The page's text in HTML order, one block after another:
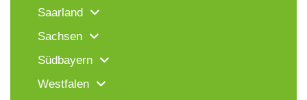
Saarland
Sachsen
Südbayern
Westfalen